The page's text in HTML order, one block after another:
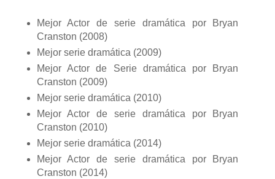
Mejor Actor de serie dramática por Bryan
Cranston (2008)
Mejor serie dramática (2009)
Mejor Actor de Serie dramática por Bryan
Cranston (2009)
Mejor serie dramática (2010)
Mejor Actor de serie dramática por Bryan
Cranston (2010)
Mejor serie dramática (2014)
Mejor Actor de serie dramática por Bryan
Cranston (2014)